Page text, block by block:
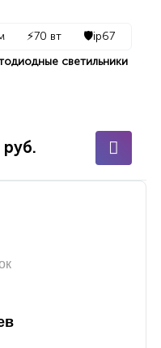
⚡70 вт 🛡️ip67
светильники